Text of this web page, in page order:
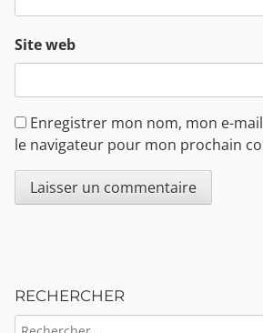
Site web
Enregistrer mon nom, mon e-
le navigateur pour mon prochain
RECHERCHER
RECHERCHER :